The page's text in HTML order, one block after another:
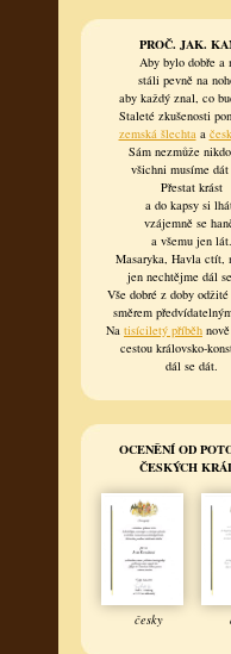
PROČ. JAK.
Aby bylo dobře a
stáli pevně na
aby každý znal, co
Staleté zkušenosti
zemská šlechtaa
Sám nezmůže
všichni musíme
Přestat krást
a do kapsy si
vzájemně se
a všemu jen lát.
Masaryka, Havla ctít,
jen nechtějme dál
Vše dobré z doby
směrem
Na tisíciletý příběh
cestou královsko-
dál se dát.
OCENĚNÍ OD
ČESKÝCH
česky